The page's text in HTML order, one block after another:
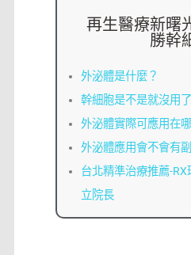
再生醫療新曙
勝幹
外泌體是什麼？
幹細胞是不是就沒用
外泌體實際可應用在
外泌體應用會不會有
台北精準治療推薦-
立院長